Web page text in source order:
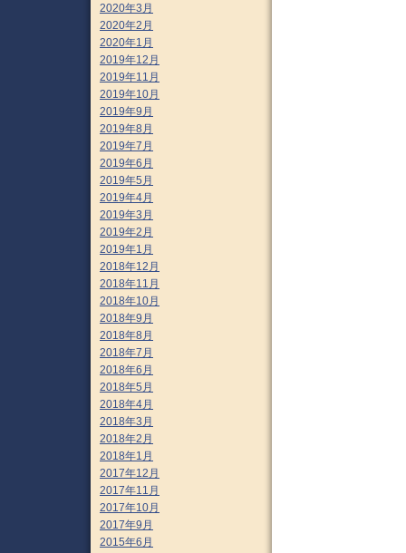
2020年3月
2020年2月
2020年1月
2019年12月
2019年11月
2019年10月
2019年9月
2019年8月
2019年7月
2019年6月
2019年5月
2019年4月
2019年3月
2019年2月
2019年1月
2018年12月
2018年11月
2018年10月
2018年9月
2018年8月
2018年7月
2018年6月
2018年5月
2018年4月
2018年3月
2018年2月
2018年1月
2017年12月
2017年11月
2017年10月
2017年9月
2015年6月